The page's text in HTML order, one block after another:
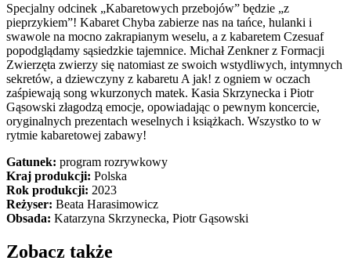
Specjalny odcinek „Kabaretowych przebojów” będzie „z
pieprzykiem”! Kabaret Chyba zabierze nas na tańce, hulanki i
swawole na mocno zakrapianym weselu, a z kabaretem Czesuaf
popodglądamy sąsiedzkie tajemnice. Michał Zenkner z Formacji
Zwierzęta zwierzy się natomiast ze swoich wstydliwych, intymnych
sekretów, a dziewczyny z kabaretu A jak! z ogniem w oczach
zaśpiewają song wkurzonych matek. Kasia Skrzynecka i Piotr
Gąsowski złagodzą emocje, opowiadając o pewnym koncercie,
oryginalnych prezentach weselnych i książkach. Wszystko to w
rytmie kabaretowej zabawy!
Gatunek: program rozrywkowy
Kraj produkcji: Polska
Rok produkcji: 2023
Reżyser: Beata Harasimowicz
Obsada: Katarzyna Skrzynecka, Piotr Gąsowski
Zobacz także